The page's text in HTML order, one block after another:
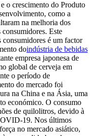
o crescimento do Produto
como a
na melhoria dos
Este
é um factor
doindústria de bebidas
empresa japonesa de
global de cerveja em
o período de
do mercado foi
na China e na Ásia, uma
económico. O consumo
de quilolitros, devido à
19. Nos últimos
no mercado asiático,